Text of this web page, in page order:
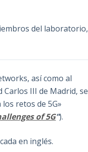
del laboratorio,
así como al
III de Madrid, se
retos de 5G»
of 5G”).
en inglés.